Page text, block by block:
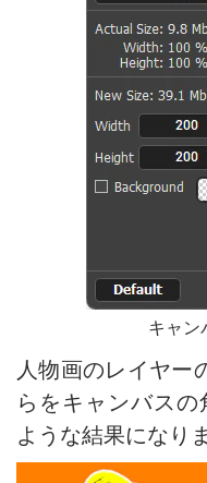
キャン
人物画のレイヤー
らをキャンバス
ような結果になりま